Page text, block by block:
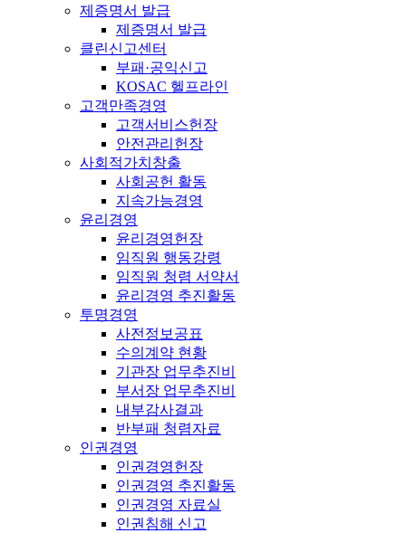
제증명서 발급
제증명서 발급
클린신고센터
부패·공익신고
KOSAC 헬프라인
고객만족경영
고객서비스헌장
안전관리헌장
사회적가치창출
사회공헌 활동
지속가능경영
윤리경영
윤리경영헌장
임직원 행동강령
임직원 청렴 서약서
윤리경영 추진활동
투명경영
사전정보공표
수의계약 현황
기관장 업무추진비
부서장 업무추진비
내부감사결과
반부패 청렴자료
인권경영
인권경영헌장
인권경영 추진활동
인권경영 자료실
인권침해 신고